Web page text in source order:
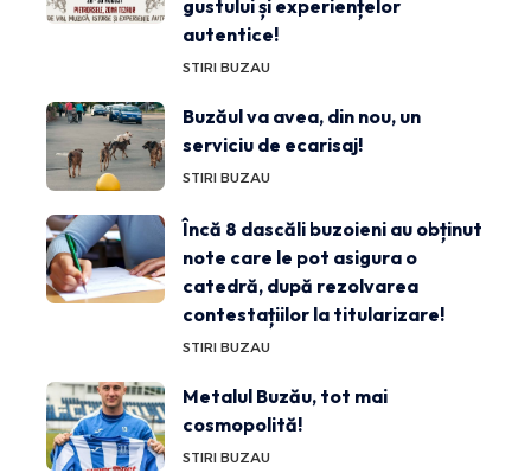
gustului și experiențelor
autentice!
STIRI BUZAU
Buzăul va avea, din nou, un
serviciu de ecarisaj!
STIRI BUZAU
Încă 8 dascăli buzoieni au obținut
note care le pot asigura o
catedră, după rezolvarea
contestațiilor la titularizare!
STIRI BUZAU
Metalul Buzău, tot mai
cosmopolită!
STIRI BUZAU